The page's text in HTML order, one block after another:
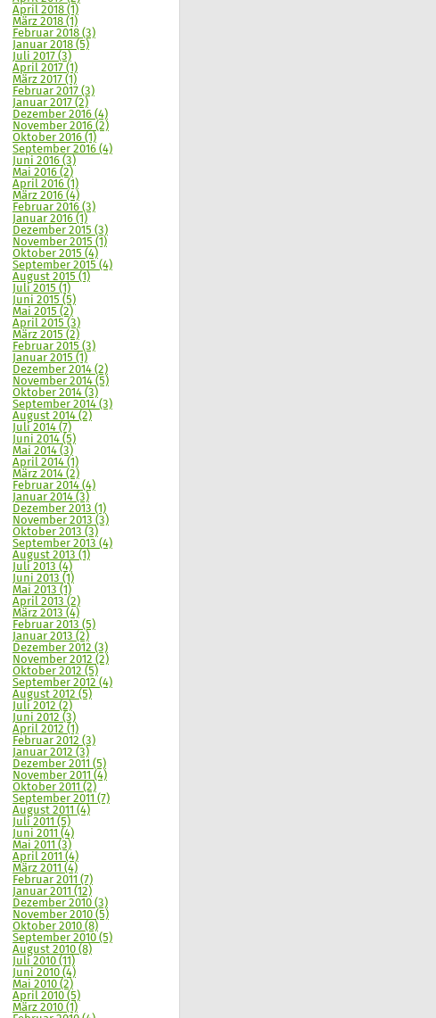
April 2018 (1)
März 2018 (1)
Februar 2018 (3)
Januar 2018 (5)
Juli 2017 (3)
April 2017 (1)
März 2017 (1)
Februar 2017 (3)
Januar 2017 (2)
Dezember 2016 (4)
November 2016 (2)
Oktober 2016 (1)
September 2016 (4)
Juni 2016 (3)
Mai 2016 (2)
April 2016 (1)
März 2016 (4)
Februar 2016 (3)
Januar 2016 (1)
Dezember 2015 (3)
November 2015 (1)
Oktober 2015 (4)
September 2015 (4)
August 2015 (1)
Juli 2015 (1)
Juni 2015 (5)
Mai 2015 (2)
April 2015 (3)
März 2015 (2)
Februar 2015 (3)
Januar 2015 (1)
Dezember 2014 (2)
November 2014 (5)
Oktober 2014 (3)
September 2014 (3)
August 2014 (2)
Juli 2014 (7)
Juni 2014 (5)
Mai 2014 (3)
April 2014 (1)
März 2014 (2)
Februar 2014 (4)
Januar 2014 (3)
Dezember 2013 (1)
November 2013 (3)
Oktober 2013 (3)
September 2013 (4)
August 2013 (1)
Juli 2013 (4)
Juni 2013 (1)
Mai 2013 (1)
April 2013 (2)
März 2013 (4)
Februar 2013 (5)
Januar 2013 (2)
Dezember 2012 (3)
November 2012 (2)
Oktober 2012 (5)
September 2012 (4)
August 2012 (5)
Juli 2012 (2)
Juni 2012 (3)
April 2012 (1)
Februar 2012 (3)
Januar 2012 (3)
Dezember 2011 (5)
November 2011 (4)
Oktober 2011 (2)
September 2011 (7)
August 2011 (4)
Juli 2011 (5)
Juni 2011 (4)
Mai 2011 (3)
April 2011 (4)
März 2011 (4)
Februar 2011 (7)
Januar 2011 (12)
Dezember 2010 (3)
November 2010 (5)
Oktober 2010 (8)
September 2010 (5)
August 2010 (8)
Juli 2010 (11)
Juni 2010 (4)
Mai 2010 (2)
April 2010 (5)
März 2010 (1)